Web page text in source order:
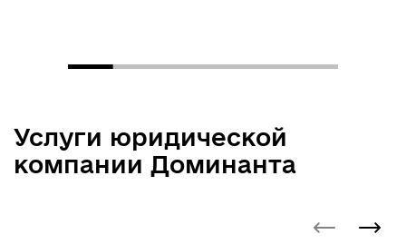
Услуги юридической
компании Доминанта